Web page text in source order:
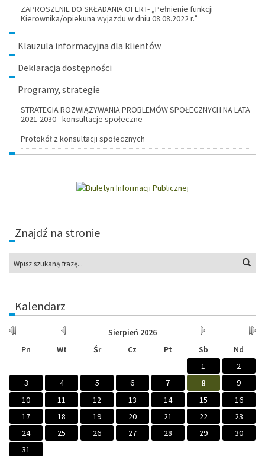
ZAPROSZENIE DO SKŁADANIA OFERT- „Pełnienie funkcji
Kierownika/opiekuna wyjazdu w dniu 08.08.2022 r.”
Klauzula informacyjna dla klientów
Deklaracja dostępności
Programy, strategie
STRATEGIA ROZWIĄZYWANIA PROBLEMÓW SPOŁECZNYCH NA LATA
2021-2030 –konsultacje społeczne
Protokół z konsultacji społecznych
Znajdź na stronie
Kalendarz
Rok
Miesiąc
Sierpień 2026
Miesiąc
Rok
Pn Wt Śr Cz Pt Sb
Nd
1
2
3
4 5 6 7 8
9
10
11 12 13 14 15
16
17
18 19 20 21 22
23
24
25 26 27 28 29
30
31